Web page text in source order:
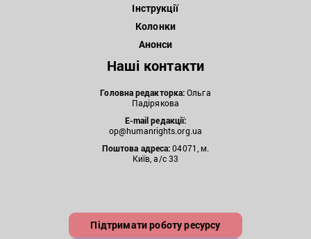
Інструкції
Колонки
Анонси
Наші контакти
Головна редакторка:Ольга
Падірякова
E-mail редакції:
op@humanrights.org.ua
Поштова адреса:04071, м.
Київ, а/с 33
Підтримати роботу ресурсу